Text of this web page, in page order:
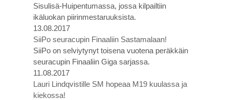
Sisulisä-Huipentumassa, jossa kilpailtiin
ikäluokan piirinmestaruuksista.
13.08.2017
SiiPo seuracupin Finaaliin Sastamalaan!
SiiPo on selviytynyt toisena vuotena peräkkäin
seuracupin Finaaliin Giga sarjassa.
11.08.2017
Lauri Lindqvistille SM hopeaa M19 kuulassa ja
kiekossa!